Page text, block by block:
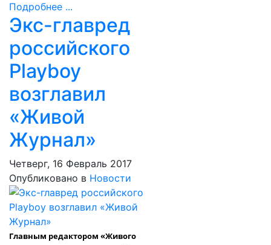
Подробнее ...
Экс-главред
российского
Playboy
возглавил
«Живой
Журнал»
Четверг, 16 Февраль 2017
Опубликовано в Новости
Главным редактором «Живого